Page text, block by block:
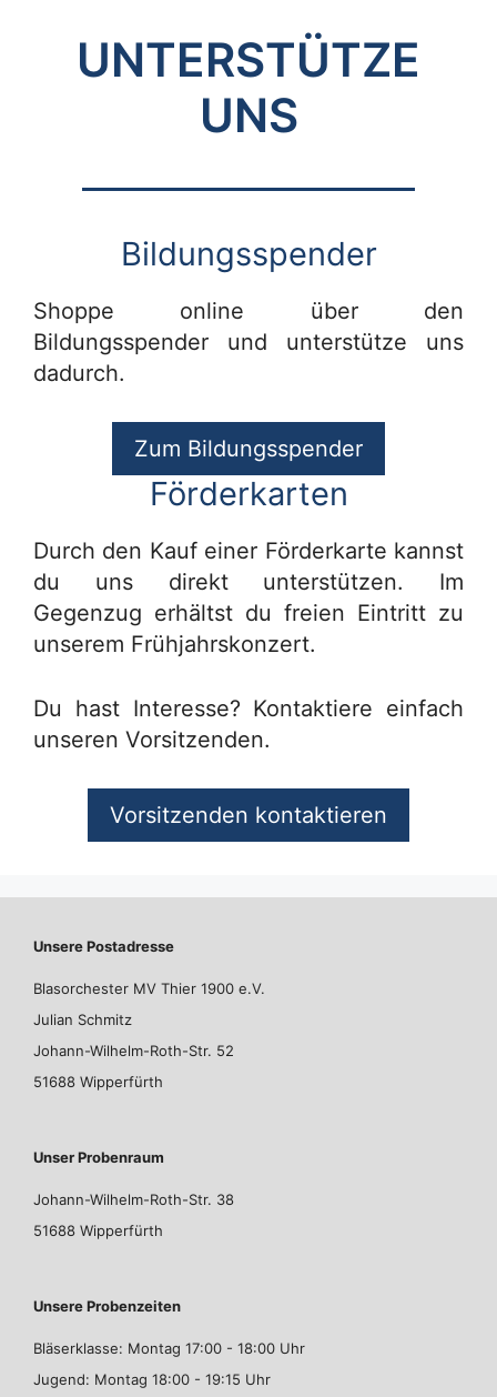
UNTERSTÜTZE
UNS
Bildungsspender
Shoppe online über den
Bildungsspender und unterstütze uns
dadurch.
Zum Bildungsspender
Förderkarten
Durch den Kauf einer Förderkarte kannst
du uns direkt unterstützen. Im
Gegenzug erhältst du freien Eintritt zu
unserem Frühjahrskonzert.
Du hast Interesse? Kontaktiere einfach
unseren Vorsitzenden.
Vorsitzenden kontaktieren
Unsere Postadresse
Blasorchester MV Thier 1900 e.V.
Julian Schmitz
Johann-Wilhelm-Roth-Str. 52
51688 Wipperfürth
Unser Probenraum
Johann-Wilhelm-Roth-Str. 38
51688 Wipperfürth
Unsere Probenzeiten
Bläserklasse: Montag 17:00 - 18:00 Uhr
Jugend: Montag 18:00 - 19:15 Uhr